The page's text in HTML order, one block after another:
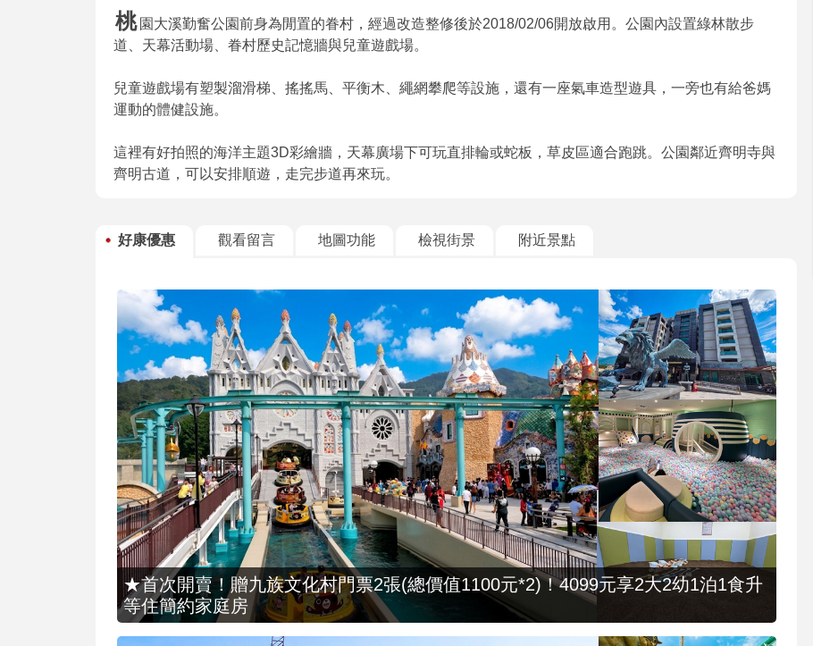
桃 園大溪勤奮公園前身為閒置的眷村，經過改造整修後於2018/02/06開放啟用。公園內設置綠林散步
道、天幕活動場、眷村歷史記憶牆與兒童遊戲場。
兒童遊戲場有塑製溜滑梯、搖搖馬、平衡木、繩網攀爬等設施，還有一座氣車造型遊具，一旁也有給爸媽
運動的體健設施。
這裡有好拍照的海洋主題3D彩繪牆，天幕廣場下可玩直排輪或蛇板，草皮區適合跑跳。公園鄰近齊明寺與
齊明古道，可以安排順遊，走完步道再來玩。
好康優惠 觀看留言 地圖功能 檢視街景 附近景點
★首次開賣！贈九族文化村門票2張(總價值1100元*2)！4099元享2大2幼1泊1食升
等住簡約家庭房